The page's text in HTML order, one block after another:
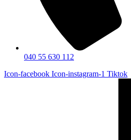
040 55 630 112
Icon-facebook Icon-instagram-1 Tiktok